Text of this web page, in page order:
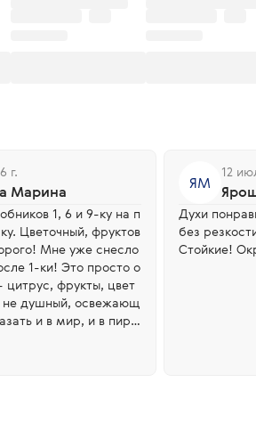
г.
Марина
1, 6 и 9-ку на п
Цветочный, фруктов
Мне уже снесло
1-ки! Это просто о
не душный, освежающ
и в мир, и в пир,
ЯМ
12
Духи
без резкости,
Стойкие!